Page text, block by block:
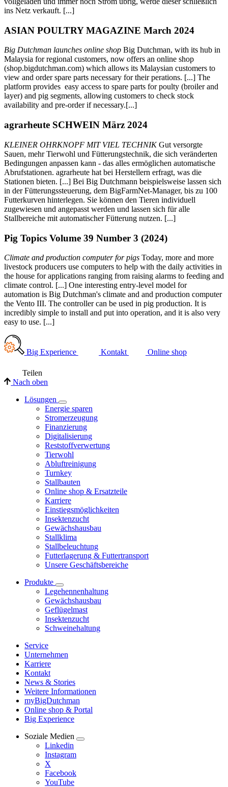
ins Netz verkauft. [...]
ASIAN POULTRY MAGAZINE March 2024
Big Dutchman launches online shop Big Dutchman, with its hub in
Malaysia for regional customers, now offers an online shop
(shop.bigdutchman.com) which allows its Malaysian customers to
view and order spare parts necessary for their perations. [...] The
platform provides easy access to spare parts for poulty (broiler and
layer) and pig segments, allowing customers to check stock
availability and pre-order if necessary.[...]
agrarheute SCHWEIN März 2024
KLEINER OHRKNOPF MIT VIEL TECHNIKGut versorgte
Sauen, mehr Tierwohl und Fütterungstechnik, die sich veränderten
Bedingungen anpassen kann - das alles ermöglichen automatische
Abrufstationen. agrarheute hat bei Herstellern erfragt, was die
Stationen bieten. [...] Bei Big Dutchmann beispielsweise lassen sich
in der Fütterungssteuerung, dem BigFarmNet-Manager, bis zu 100
Futterkurven hinterlegen. Sie können den Tieren individuell
zugewiesen und angepasst werden und lassen sich für alle
Stallbereiche mit automatischer Fütterung nutzen. [...]
Pig Topics Volume 39 Number 3 (2024)
Climate and production computer for pigs Today, more and more
livestock producers use computers to help with the daily activities in
the house for applications ranging from raising alarms to feeding and
climate control. [...] One interesting entry-level model for
automation is Big Dutchman's climate and and production computer
the Vento III. The controller can be used in pig production. It is
incredibly simple to install and put into operation, and it is also very
easy to use. [...]
Big Experience Kontakt Online shop
Teilen
Nach oben
Lösungen
Energie sparen
Stromerzeugung
Finanzierung
Digitalisierung
Reststoffverwertung
Tierwohl
Abluftreinigung
Turnkey
Stallbauten
Online shop & Ersatzteile
Karriere
Einstiegsmöglichkeiten
Insektenzucht
Gewächshausbau
Stallklima
Stallbeleuchtung
Futterlagerung & Futtertransport
Unsere Geschäftsbereiche
Produkte
Legehennenhaltung
Gewächshausbau
Geflügelmast
Insektenzucht
Schweinehaltung
Service
Unternehmen
Karriere
Kontakt
News & Stories
Weitere Informationen
myBigDutchman
Online shop & Portal
Big Experience
Soziale Medien
Linkedin
Instagram
X
Facebook
YouTube